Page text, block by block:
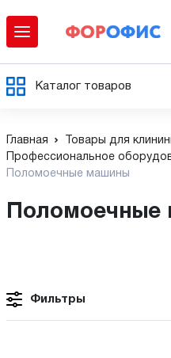
Каталог товаров
Главная
Товары для
Профессиональное
Поломоечные машины
Фильтры